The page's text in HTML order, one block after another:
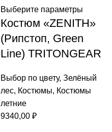
Выберите параметры
Костюм «ZENITH»
(Рипстоп, Green
Line) TRITONGEAR
Выбор по цвету, Зелёный
лес, Костюмы, Костюмы
летние
9340,00 ₽